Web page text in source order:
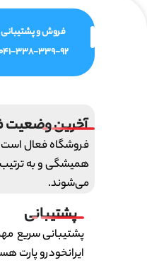
فروش و پشتیبانی
338-339-92
آخرین وضعیت
فروشگاه فعال
همیشگی و به ترتیب
می‌شوند.
پشتیبانی
پشتیبانی سریع
ایرانخودرو پارت